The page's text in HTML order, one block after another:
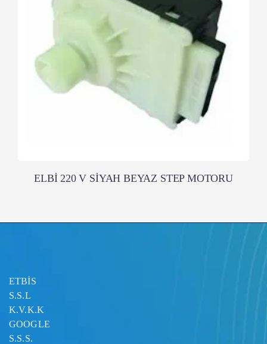
ELBİ 220 V SİYAH BEYAZ STEP MOTORU
ETBİS
S.S.L
K.V.K.K
GOOGLE
S.S.S.